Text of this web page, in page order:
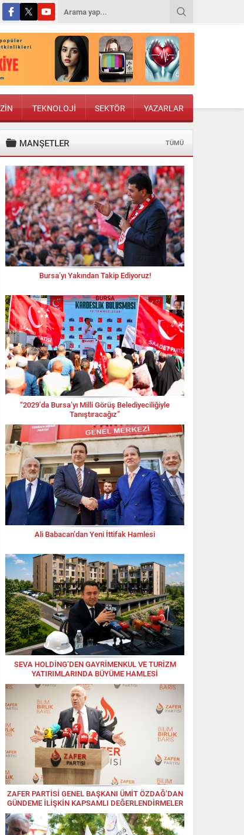
TEKNOLOJİ SEKTÖR YAZARLAR
MANŞETLER TÜMÜ
Bursa’yı Yakından Takip Ediyoruz!
“2029’da Bursa’yı Milli Görüş Belediyeciliğiyle
Tanıştıracağız”
Ali Babacan’dan Yeni İttifak Hamlesi
SEVA HOLDİNG’DEN GAYRİMENKUL VE TURİZM
YATIRIMLARINDA BÜYÜME HAMLESİ
ZAFER PARTİSİ GENEL BAŞKANI ÜMİT ÖZDAĞ’DAN
GÜNDEME İLİŞKİN KAPSAMLI DEĞERLENDİRMELER